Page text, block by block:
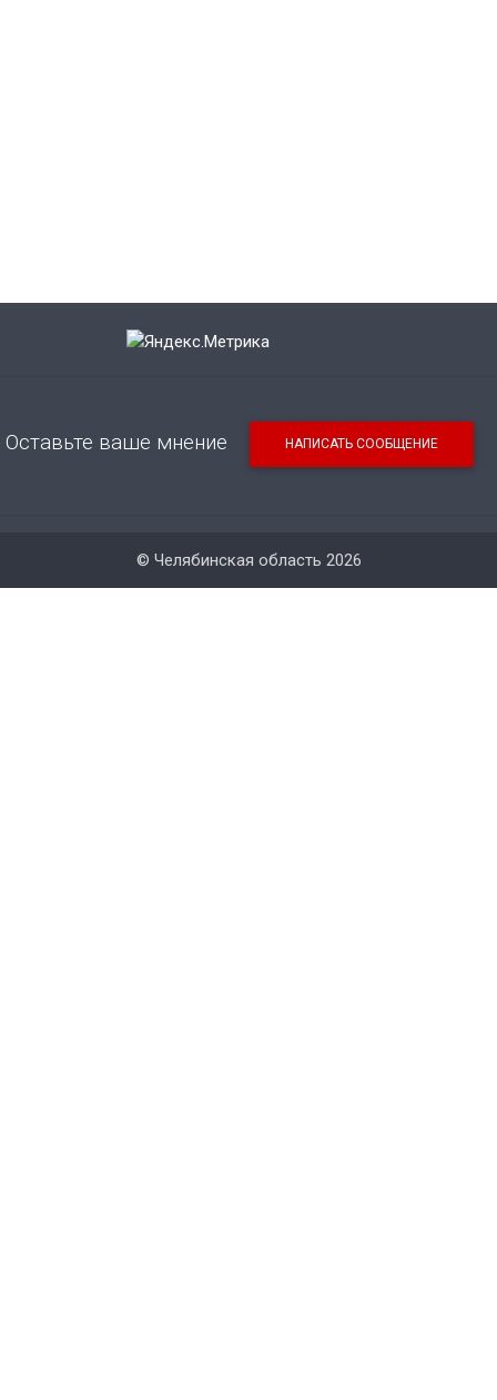
Оставьте ваше мнение НАПИСАТЬ СООБЩЕНИЕ
© Челябинская область 2026